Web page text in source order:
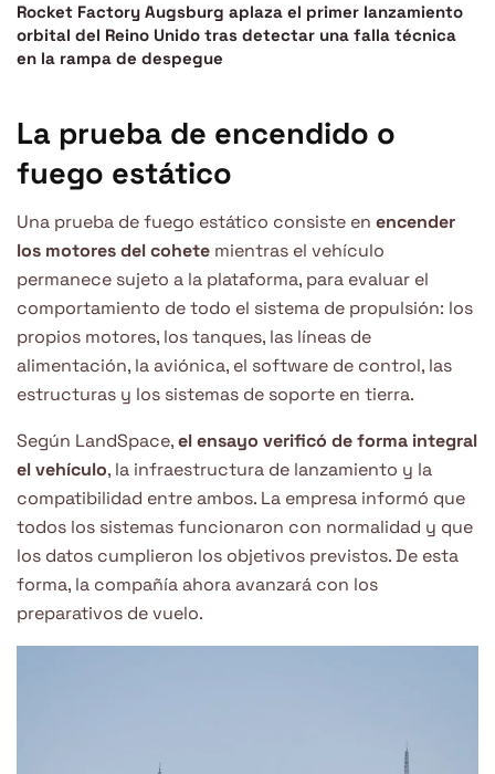
Rocket Factory Augsburg aplaza el primer lanzamiento
orbital del Reino Unido tras detectar una falla técnica
en la rampa de despegue
La prueba de encendido o
fuego estático
Una prueba de fuego estático consiste en encender
los motores del cohete mientras el vehículo
permanece sujeto a la plataforma, para evaluar el
comportamiento de todo el sistema de propulsión: los
propios motores, los tanques, las líneas de
alimentación, la aviónica, el software de control, las
estructuras y los sistemas de soporte en tierra.
Según LandSpace,el ensayo verificó de forma integral
el vehículo, la infraestructura de lanzamiento y la
compatibilidad entre ambos. La empresa informó que
todos los sistemas funcionaron con normalidad y que
los datos cumplieron los objetivos previstos. De esta
forma, la compañía ahora avanzará con los
preparativos de vuelo.